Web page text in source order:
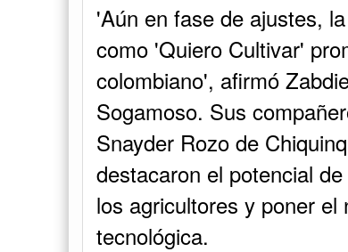
'Aún en fase de ajustes,
como 'Quiero Cultivar'
colombiano', afirmó
Sogamoso. Sus
Snayder Rozo de
destacaron el potencial
los agricultores y poner
tecnológica.